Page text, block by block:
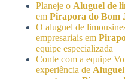
Planeje o Aluguel de
em Pirapora do Bom
O aluguel de
empresariais em
equipe especializada
Conte com a equipe
experiência de